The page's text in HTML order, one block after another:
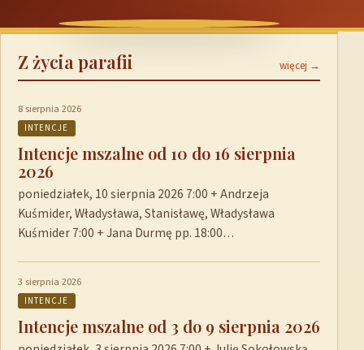
Z życia parafii więcej →
8 sierpnia 2026
INTENCJE
Intencje mszalne od 10 do 16 sierpnia
2026
poniedziałek, 10 sierpnia 2026 7:00 + Andrzeja
Kuśmider, Władysława, Stanisławę, Władysława
Kuśmider 7:00 + Jana Durmę pp. 18:00…
3 sierpnia 2026
INTENCJE
Intencje mszalne od 3 do 9 sierpnia 2026